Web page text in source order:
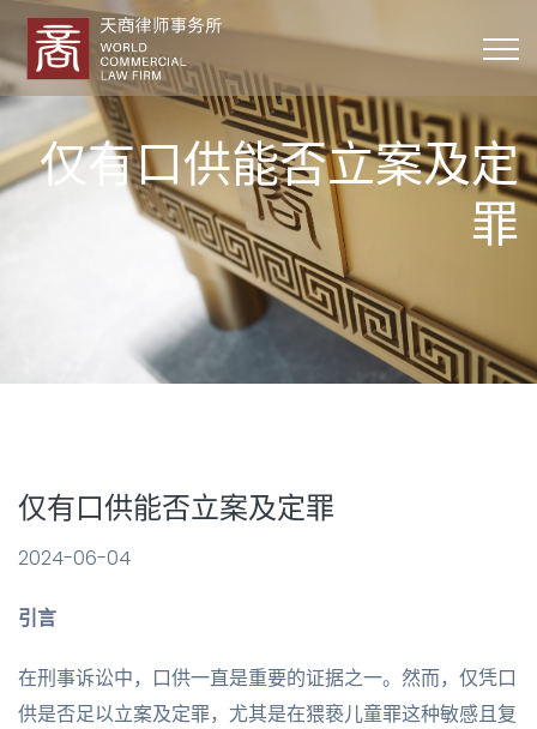
仅有口供能否立案及定
罪
仅有口供能否立案及定罪
2024-06-04
引言
在刑事诉讼中，口供一直是重要的证据之一。然而，仅凭口
供是否足以立案及定罪，尤其是在猥亵儿童罪这种敏感且复